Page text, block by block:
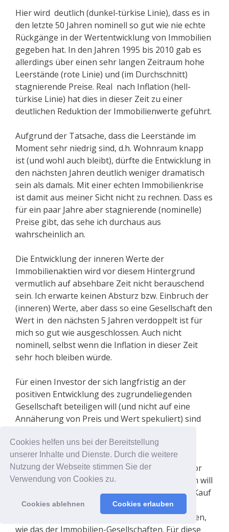
Cookies helfen uns bei der Bereitstellung
unserer Inhalte und Dienste. Durch die weitere
Nutzung der Webseite stimmen Sie der
Verwendung von Cookies zu.
Cookies ablehnen Cookies erlauben
Hier wird deutlich (dunkel-türkise Linie), dass es in
den letzte 50 Jahren nominell so gut wie nie echte
Rückgänge in der Wertentwicklung von Immobilien
gegeben hat. In den Jahren 1995 bis 2010 gab es
allerdings über einen sehr langen Zeitraum hohe
Leerstände (rote Linie) und (im Durchschnitt)
stagnierende Preise. Real nach Inflation (hell-
türkise Linie) hat dies in dieser Zeit zu einer
deutlichen Reduktion der Immobilienwerte geführt.
Aufgrund der Tatsache, dass die Leerstände im
Moment sehr niedrig sind, d.h. Wohnraum knapp
ist (und wohl auch bleibt), dürfte die Entwicklung in
den nächsten Jahren deutlich weniger dramatisch
sein als damals. Mit einer echten Immobilienkrise
ist damit aus meiner Sicht nicht zu rechnen. Dass es
für ein paar Jahre aber stagnierende (nominelle)
Preise gibt, das sehe ich durchaus aus
wahrscheinlich an.
Die Entwicklung der inneren Werte der
Immobilienaktien wird vor diesem Hintergrund
vermutlich auf absehbare Zeit nicht berauschend
sein. Ich erwarte keinen Absturz bzw. Einbruch der
(inneren) Werte, aber dass so eine Gesellschaft den
Wert in den nächsten 5 Jahren verdoppelt ist für
mich so gut wie ausgeschlossen. Auch nicht
nominell, selbst wenn die Inflation in dieser Zeit
sehr hoch bleiben würde.
Für einen Investor der sich langfristig an der
positiven Entwicklung des zugrundeliegenden
Gesellschaft beteiligen will (und nicht auf eine
Annäherung von Preis und Wert spekuliert) sind
nicht erste Wahl.
Anders stellt sich die Situation für einen Investor
dar, der grundsätzlich in Immobilien investieren will
und eine Direktinvestition erwägt. Der direkte Kauf
einer Renditeimmobilie würde ja den selben
ökonomischen Rahmenbedingungen unterliegen,
wie das der Immobilien-Gesellschaften. Für diese